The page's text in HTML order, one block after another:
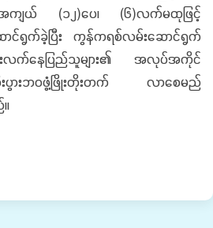
ျယ် (၁၂)ပေ၊ (၆)လက်မထုဖြင့်
ရွက်ခဲ့ပြီး ကွန်ကရစ်လမ်းဆောင်ရွက်
လက်နေပြည်သူများ၏ အလုပ်အကိုင်
စီးပွားဘဝဖွံ့ဖြိုးတိုးတက် လာစေမည်